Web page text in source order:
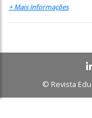
+ Mais Informações
© Revista